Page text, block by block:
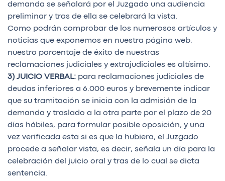
demanda se señalará por el Juzgado una audiencia
preliminar y tras de ella se celebrará la vista.
Como podrán comprobar de los numerosos artículos y
noticias que exponemos en nuestra página web,
nuestro porcentaje de éxito de nuestras
reclamaciones judiciales y extrajudiciales es altísimo.
3) JUICIO VERBAL: para reclamaciones judiciales de
deudas inferiores a 6.000 euros y brevemente indicar
que su tramitación se inicia con la admisión de la
demanda y traslado a la otra parte por el plazo de 20
días hábiles, para formular posible oposición, y una
vez verificada esta si es que la hubiera, el Juzgado
procede a señalar vista, es decir, señala un día para la
celebración del juicio oral y tras de lo cual se dicta
sentencia.